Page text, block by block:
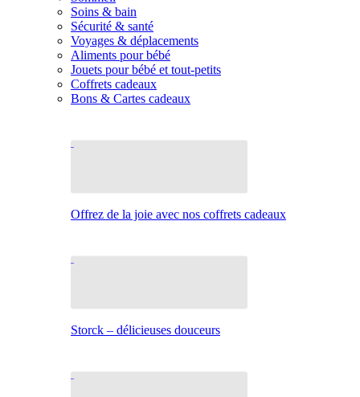
Soins & bain
Sécurité & santé
Voyages & déplacements
Aliments pour bébé
Jouets pour bébé et tout-petits
Coffrets cadeaux
Bons & Cartes cadeaux
Offrez de la joie avec nos coffrets cadeaux
Storck – délicieuses douceurs